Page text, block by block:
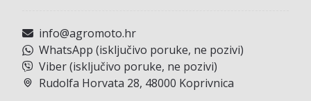
info@agromoto.hr
WhatsApp (isključivo poruke, ne pozivi)
Viber (isključivo poruke, ne pozivi)
Rudolfa Horvata 28, 48000 Koprivnica